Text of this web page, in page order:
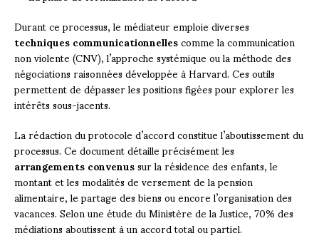
Durant ce processus, le médiateur emploie diverses
techniques communicationnellescomme la communication
non violente (CNV), l’approche systémique ou la méthode des
négociations raisonnées développée à Harvard. Ces outils
permettent de dépasser les positions figées pour explorer les
intérêts sous-jacents.
La rédaction du protocole d’accord constitue l’aboutissement du
processus. Ce document détaille précisément les
arrangements convenussur la résidence des enfants, le
montant et les modalités de versement de la pension
alimentaire, le partage des biens ou encore l’organisation des
vacances. Selon une étude du Ministère de la Justice, 70% des
médiations aboutissent à un accord total ou partiel.